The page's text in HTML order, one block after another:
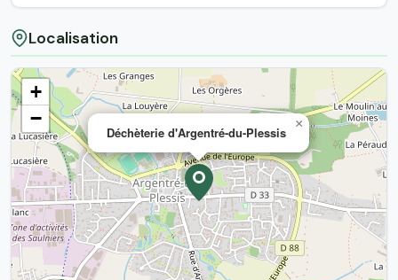
Localisation
Déchèterie d'Argentré-du-Plessis
×
+
−